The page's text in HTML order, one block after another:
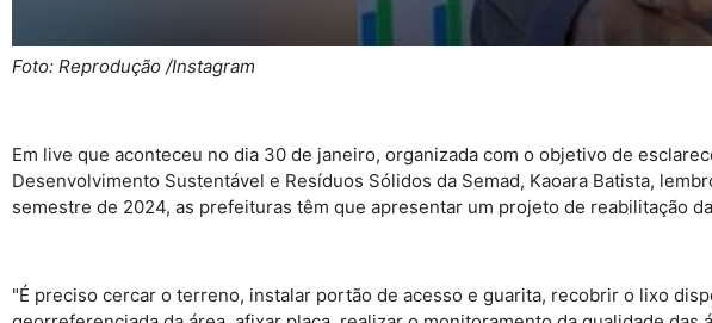
Foto: Reprodução /Instagram
Em live que aconteceu no dia 30 de janeiro, organizada com o objetivo de
Desenvolvimento Sustentável e Resíduos Sólidos da Semad, Kaoara Batista,
semestre de 2024, as prefeituras têm que apresentar um projeto de reabilitação
"É preciso cercar o terreno, instalar portão de acesso e guarita, recobrir o lixo